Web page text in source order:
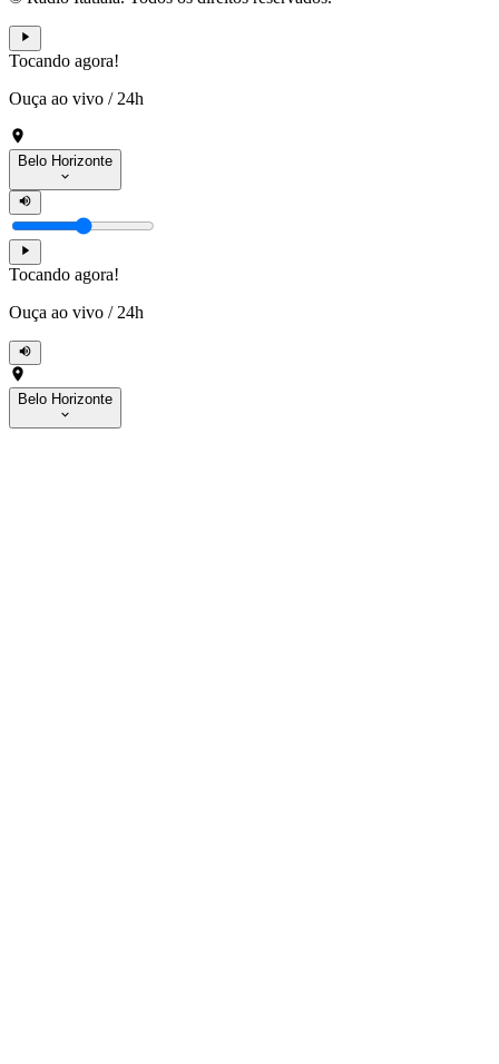
Tocando agora!
Ouça ao vivo / 24h
Belo Horizonte
Tocando agora!
Ouça ao vivo / 24h
Belo Horizonte